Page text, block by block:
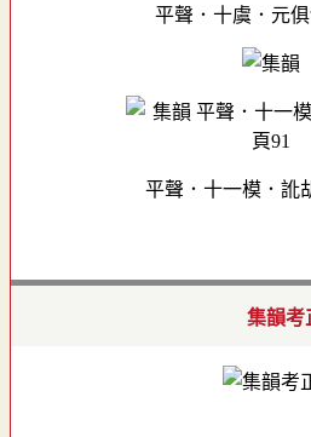
平聲．十虞．元
平聲．十一模．訛
集韻考